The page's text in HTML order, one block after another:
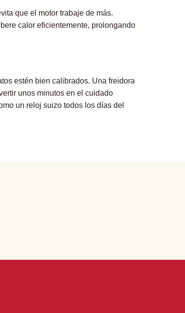
que el motor trabaje de más.
calor eficientemente, prolongando
estén bien calibrados. Una freidora
unos minutos en el cuidado
un reloj suizo todos los días del